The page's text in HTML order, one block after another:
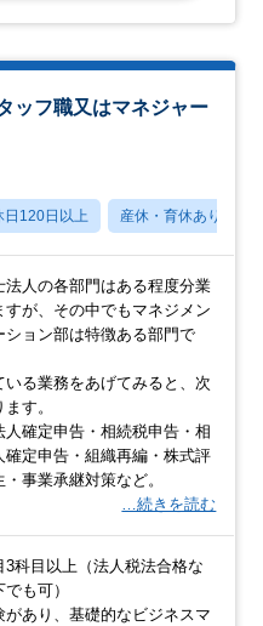
ッフ職又はマネジャー
日120日以上 産休・育休あり
法人の各部門はある程度分業
すが、その中でもマネジメン
ション部は特徴ある部門で
いる業務をあげてみると、次
す。
人確定申告・相続税申告・相
確定申告・組織再編・株式評
事業承継対策など。
…続きを読む
3科目以上（法人税法合格な
も可）
があり、基礎的なビジネスマ